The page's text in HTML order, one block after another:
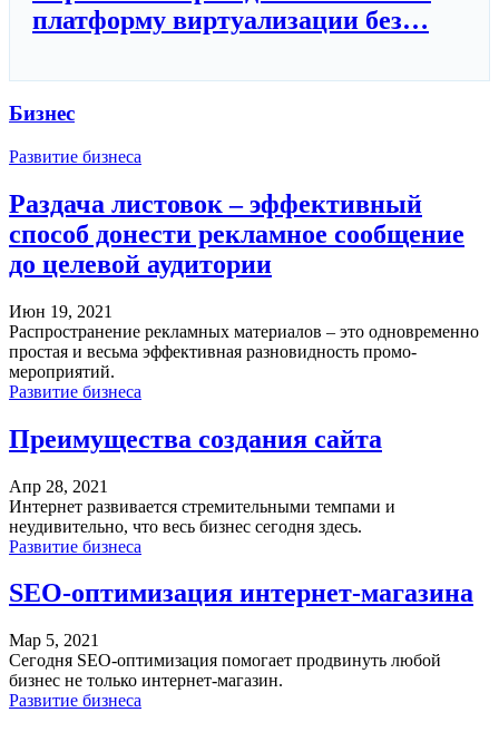
платформу виртуализации без…
Бизнес
Развитие бизнеса
Раздача листовок – эффективный
способ донести рекламное сообщение
до целевой аудитории
Июн 19, 2021
Распространение рекламных материалов – это одновременно
простая и весьма эффективная разновидность промо-
мероприятий.
Развитие бизнеса
Преимущества создания сайта
Апр 28, 2021
Интернет развивается стремительными темпами и
неудивительно, что весь бизнес сегодня здесь.
Развитие бизнеса
SEO-оптимизация интернет-магазина
Мар 5, 2021
Сегодня SEO-оптимизация помогает продвинуть любой
бизнес не только интернет-магазин.
Развитие бизнеса